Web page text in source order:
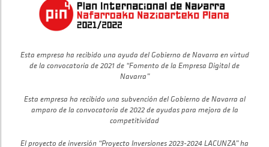
Esta empresa ha recibido una ayuda del Gobierno de Navarra en virtud
de la convocatoria de 2021 de “Fomento de la Empresa Digital de
Navarra”
Esta empresa ha recibido una subvención del Gobierno de Navarra al
amparo de la convocatoria de 2022 de ayudas para mejora de la
competitividad
El proyecto de inversión “Proyecto Inversiones 2023-2024 LACUNZA” ha